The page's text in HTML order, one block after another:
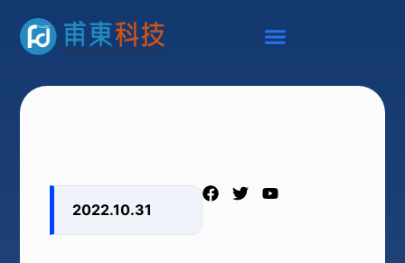
2022.10.31